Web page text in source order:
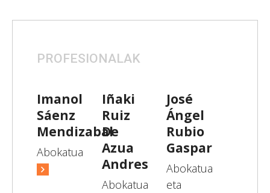
PROFESIONALAK
Imanol
Sáenz
Mendizabal
Abokatua
Iñaki
Ruiz
De
Azua
Andres
Abokatua
José
Ángel
Rubio
Gaspar
Abokatua
eta